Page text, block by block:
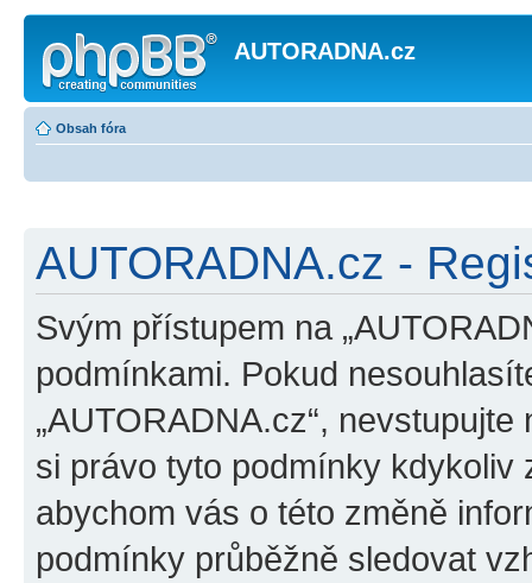
AUTORADNA.cz
Obsah fóra
AUTORADNA.cz -
Svým přístupem na
podmínkami. Pokud
„AUTORADNA.cz“,
si právo tyto podmínky kdykoliv
abychom vás o této změně
podmínky průběžně sledovat